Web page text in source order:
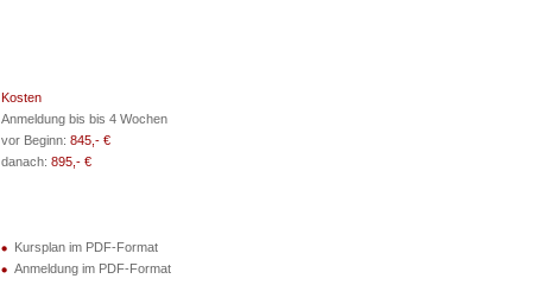
Kosten
Anmeldung bis bis 4 Wochen
vor Beginn: 845,- €
danach: 895,- €
Kursplan im PDF-Format
Anmeldung im PDF-Format